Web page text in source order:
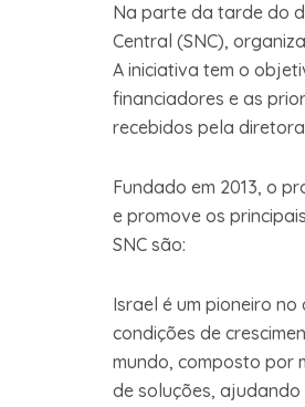
Na parte da tarde do
Central (SNC),
A iniciativa tem o
financiadores e as
recebidos pela
Fundado em 2013, o
e promove os
SNC são:
Israel é um pioneiro
condições de
mundo, composto por
de soluções,